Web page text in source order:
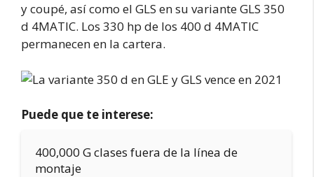
y coupé, así como el GLS en su variante GLS 350
d 4MATIC. Los 330 hp de los 400 d 4MATIC
permanecen en la cartera.
Puede que te interese:
400,000 G clases fuera de la línea de
montaje